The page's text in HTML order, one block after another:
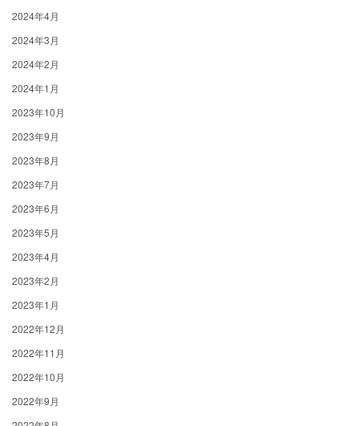
2024年4月
2024年3月
2024年2月
2024年1月
2023年10月
2023年9月
2023年8月
2023年7月
2023年6月
2023年5月
2023年4月
2023年2月
2023年1月
2022年12月
2022年11月
2022年10月
2022年9月